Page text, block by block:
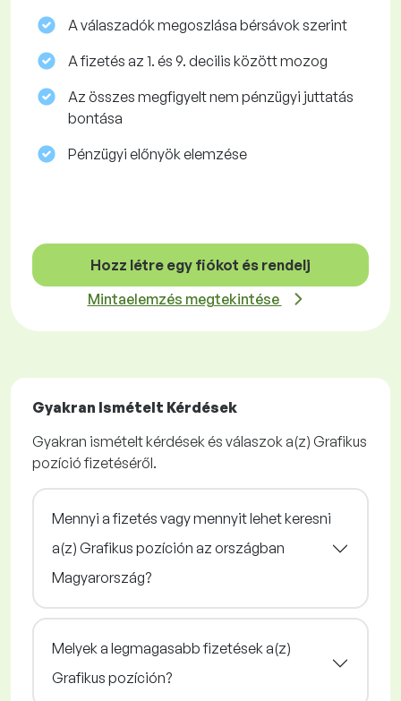
A válaszadók megoszlása ​​bérsávok szerint
A fizetés az 1. és 9. decilis között mozog
Az összes megfigyelt nem pénzügyi juttatás
bontása
Pénzügyi előnyök elemzése
Hozz létre egy fiókot és rendelj
Mintaelemzés megtekintése
Gyakran Ismételt Kérdések
Gyakran ismételt kérdések és válaszok a(z) Grafikus
pozíció fizetéséről.
Mennyi a fizetés vagy mennyit lehet keresni
a(z) Grafikus pozíción az országban
Magyarország?
Melyek a legmagasabb fizetések a(z)
Grafikus pozíción?